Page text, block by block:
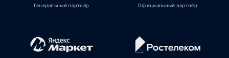
Генеральный партнёр Официальный партнёр